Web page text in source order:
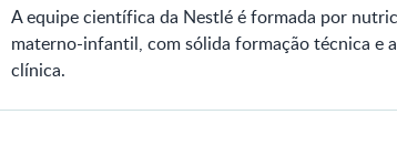
A equipe científica da Nestlé é formada por
materno-infantil, com sólida formação técnica e
clínica.